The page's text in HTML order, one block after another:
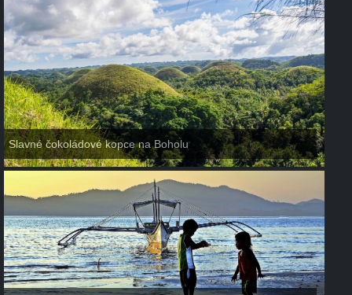
Slavné čokoládové kopce na Boholu